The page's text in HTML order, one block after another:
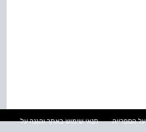
על הספרייה
תנאי שימוש באתר והגנה על